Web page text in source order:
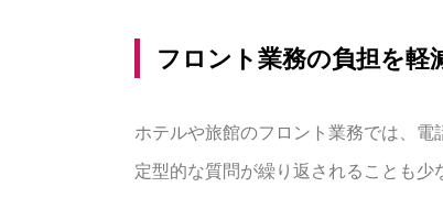
フロント業務の負担を軽
ホテルや旅館のフロント業務では、
定型的な質問が繰り返されることも少